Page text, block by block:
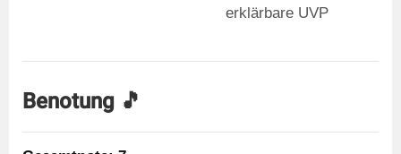
erklärbare UVP
Benotung 🎵